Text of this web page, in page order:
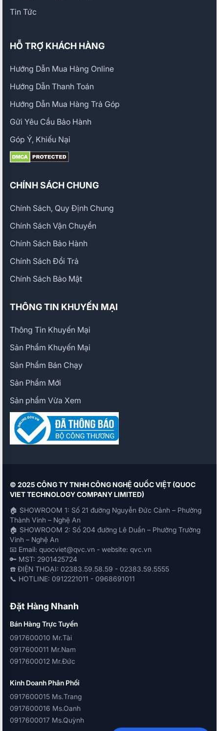
Tin Tức
HỖ TRỢ KHÁCH HÀNG
Hướng Dẫn Mua Hàng Online
Hướng Dẫn Thanh Toán
Hướng Dẫn Mua Hàng Trả Góp
Gửi Yêu Cầu Bảo Hành
Góp Ý, Khiếu Nại
CHÍNH SÁCH CHUNG
Chính Sách, Quy Định Chung
Chính Sách Vận Chuyển
Chính Sách Bảo Hành
Chính Sách Đổi Trả
Chính Sách Bảo Mật
THÔNG TIN KHUYẾN MẠI
Thông Tin Khuyến Mại
Sản Phẩm Khuyến Mại
Sản Phẩm Bán Chạy
Sản Phẩm Mới
Sản phẩm Vừa Xem
© 2025 CÔNG TY TNHH CÔNG NGHỆ QUỐC VIỆT (QUOC
VIET TECHNOLOGY COMPANY LIMITED)
🏠 SHOWROOM 1: Số 21 đường Nguyễn Đức Cảnh – Phường
Thành Vinh – Nghệ An
🏠 SHOWROOM 2: Số 204 đường Lê Duẩn – Phường Trường
Vinh – Nghệ An
📧 Email: quocviet@qvc.vn - website: qvc.vn
🔑 MST: 2901425724
☎️ ĐIỆN THOẠI: 02383.59.58.59 - 02383.59.5555
📞 HOTLINE: 0912221011 - 0968691011
Đặt Hàng Nhanh
Bán Hàng Trực Tuyến
0917600010 Mr.Tài
0917600011 Mr.Nam
0917600012 Mr.Đức
Kinh Doanh Phân Phối
0917600015 Ms.Trang
0917600016 Ms.Oanh
0917600017 Ms.Quỳnh